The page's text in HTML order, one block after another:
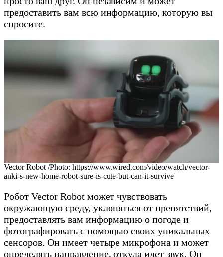
предоставить вам всю информацию, которую вы
спросите.
Vector Robot /Photo: https://www.wired.com/video/watch/vector-
anki-s-new-home-robot-sure-is-cute-but-can-it-survive
Робот Vector Robot может чувствовать
окружающую среду, уклоняться от препятствий,
предоставлять вам информацию о погоде и
фотографировать с помощью своих уникальных
сенсоров. Он имеет четыре микрофона и может
определять направление, откуда идет звук. Он